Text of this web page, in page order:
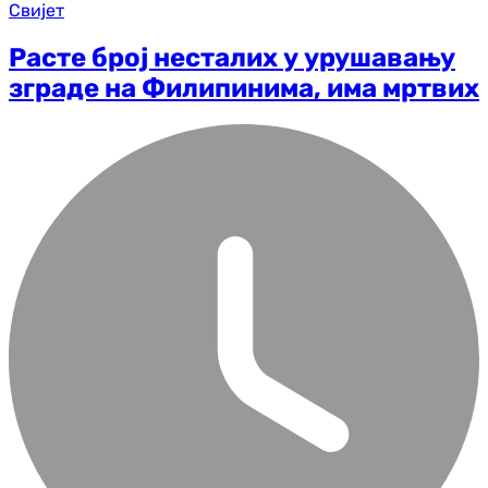
Свијет
Расте број несталих у урушавању
зграде на Филипинима, има мртвих